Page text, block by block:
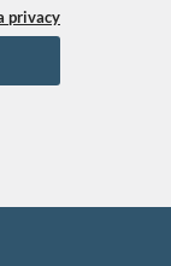
privacy